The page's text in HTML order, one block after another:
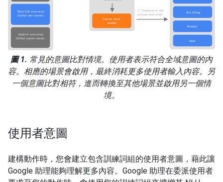
圖 1. 常見的意圖比對情境。使用者表示符合全域意圖的內
容。相應的場景會啟用，最終消耗更多使用者輸入內容。另
一個意圖比對相符，進而轉換至其他場景並啟用另一個情
境。
使用者意圖
建構動作時，您會建立包含訓練詞組的使用者意圖，藉此讓
Google 助理能夠理解更多內容。Google 助理在委派使用者